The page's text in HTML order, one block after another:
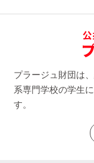
プラージュ財団は
系専門学校の学生
す。